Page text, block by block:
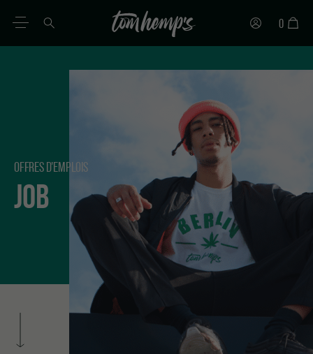
EN ES IT PT
0
OFFRES D'EMPLOIS
JOB